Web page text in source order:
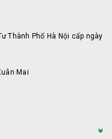
Thành Phố Hà Nội cấp ngày
Mai